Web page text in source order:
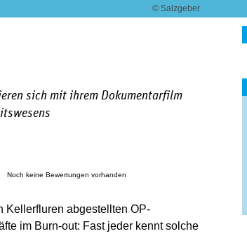
© Salzgeber
sich mit ihrem Dokumentarfilm
Noch keine Bewertungen vorhanden
Kellerfluren abgestellten OP-
im Burn-out: Fast jeder kennt solche